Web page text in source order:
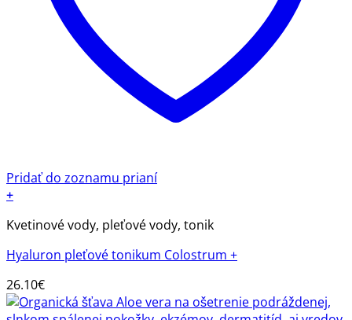
Pridať do zoznamu prianí
+
Kvetinové vody, pleťové vody, tonik
Hyaluron pleťové tonikum Colostrum +
26.10€